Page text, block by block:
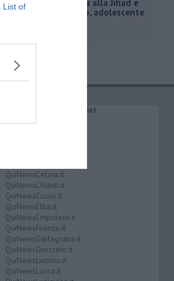
List of
Inneggiava alla Jihad e
al nazismo, adolescente
IL NETWORK QuiNews.net
QuiNewsAbetone.it
QuiNewsCecina.it
QuiNewsChianti.it
QuiNewsCuoio.it
QuiNewsElba.it
QuiNewsEmpolese.it
QuiNewsFirenze.it
QuiNewsGarfagnana.it
QuiNewsGrosseto.it
QuiNewsLivorno.it
QuiNewsLucca.it